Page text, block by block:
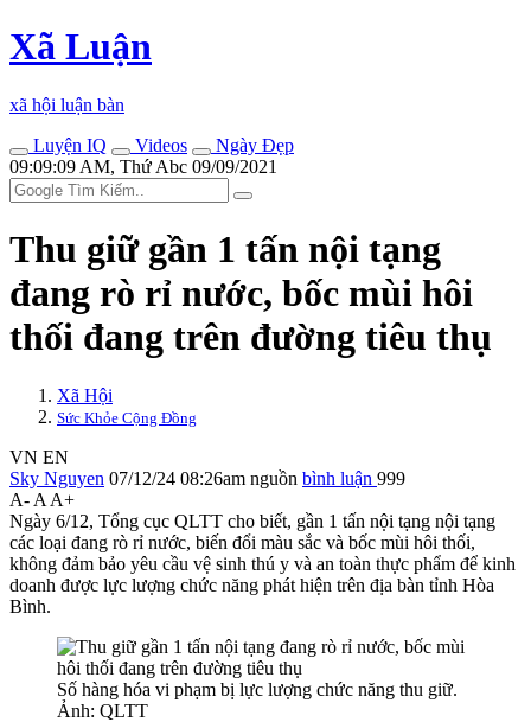
Xã Luận
xã hội luận bàn
Luyện IQ
Videos
Ngày Đẹp
09:09:09 AM, Thứ Abc 09/09/2021
Thu giữ gần 1 tấn nộ‌i tạn‌g
đang rò rỉ nước, bốc mùi hôi
thối đang trên đường tiêu thụ
Xã Hội
Sức Khỏe Cộng Đồng
VN EN
Sky Nguyen 07/12/24 08:26am nguồn bình luận 999
A- A A+
Ngày 6/12, Tổng cục QLTT cho biết, gần 1 tấn nộ‌i tạn‌g nộ‌i tạn‌g
các loại đang rò rỉ nước, biến đổi màu sắc và bốc mùi hôi thối,
không đảm bảo yêu cầu vệ sinh thú y và an toàn thực phẩm để kinh
doanh được lực lượng chức năng phát hiện trên địa bàn tỉnh Hòa
Bình.
Số hàng hóa vi phạm bị lực lượng chức năng thu giữ.
Ảnh: QLTT